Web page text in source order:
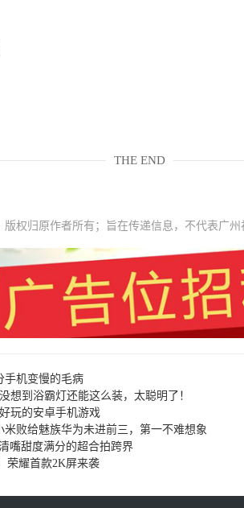
THE END
版权归原作者所有；旨在传递信息，不代表广州
手机变慢的毛病
想到浴霸灯还能这么装，太聪明了！
玩的安卓手机游戏
败给魅族华为未进前三，第一不难想象
嘴甜度满分的超合拍跨界
荣耀首款2K屏来袭